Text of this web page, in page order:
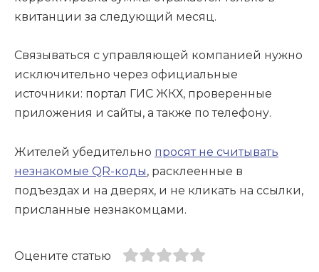
квитанции за следующий месяц.
Связываться с управляющей компанией нужно
исключительно через официальные
источники: портал ГИС ЖКХ, проверенные
приложения и сайты, а также по телефону.
Жителей убедительно просят не считывать
незнакомые QR-коды, расклеенные в
подъездах и на дверях, и не кликать на ссылки,
присланные незнакомцами.
Оцените статью